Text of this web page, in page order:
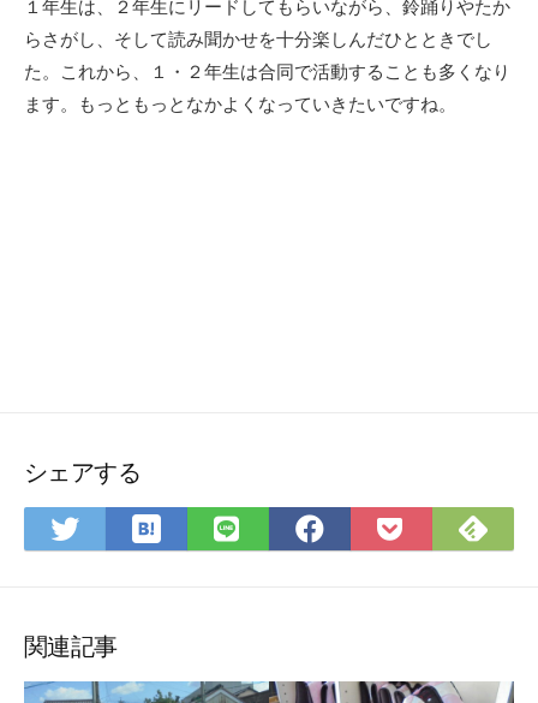
１年生は、２年生にリードしてもらいながら、鈴踊りやたか
らさがし、そして読み聞かせを十分楽しんだひとときでし
た。これから、１・２年生は合同で活動することも多くなり
ます。もっともっとなかよくなっていきたいですね。
シェアする
Twitter
で
ア
は
て
ク
LINE
で
Facebook
で
Pocket
に
で
関連記事